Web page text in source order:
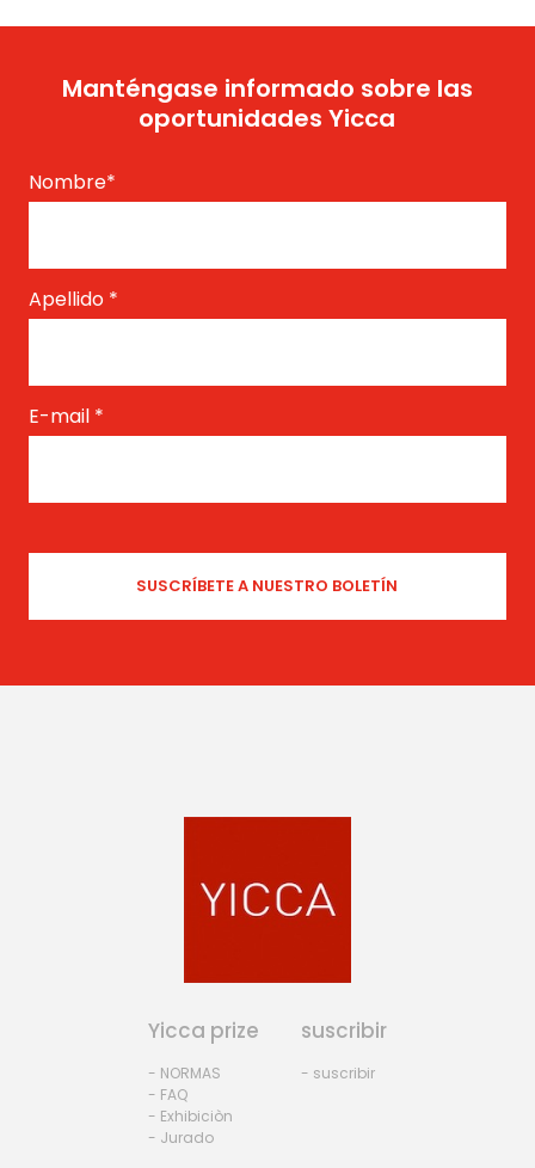
Manténgase informado sobre las
oportunidades Yicca
Nombre*
Apellido *
E-mail *
Yicca prize
- NORMAS
- FAQ
- Exhibiciòn
- Jurado
suscribir
- suscribir